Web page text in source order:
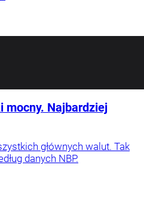
mocny. Najbardziej
głównych walut. Tak
danych NBP.